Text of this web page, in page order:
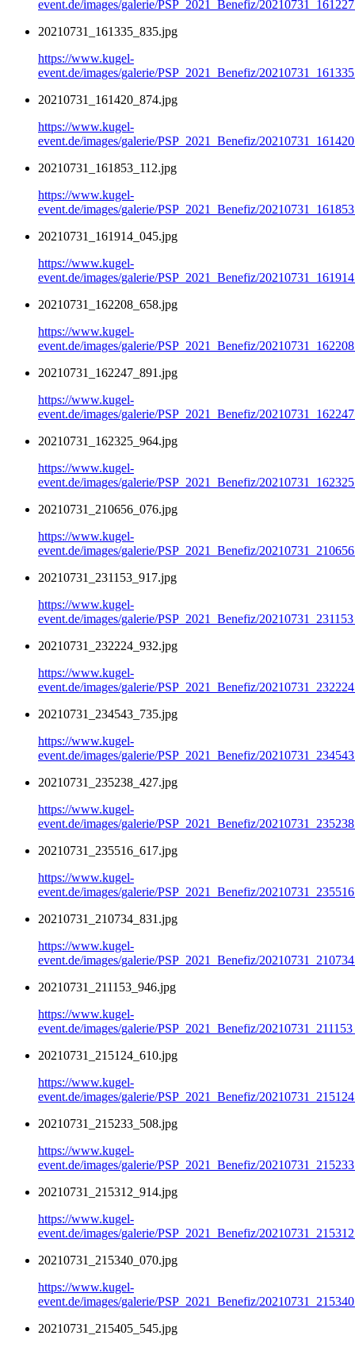
event.de/images/galerie/PSP_2021_Benefiz/
20210731_161335_835.jpg
https://www.kugel-
event.de/images/galerie/PSP_2021_Benefiz/
20210731_161420_874.jpg
https://www.kugel-
event.de/images/galerie/PSP_2021_Benefiz/
20210731_161853_112.jpg
https://www.kugel-
event.de/images/galerie/PSP_2021_Benefiz/
20210731_161914_045.jpg
https://www.kugel-
event.de/images/galerie/PSP_2021_Benefiz/
20210731_162208_658.jpg
https://www.kugel-
event.de/images/galerie/PSP_2021_Benefiz/
20210731_162247_891.jpg
https://www.kugel-
event.de/images/galerie/PSP_2021_Benefiz/
20210731_162325_964.jpg
https://www.kugel-
event.de/images/galerie/PSP_2021_Benefiz/
20210731_210656_076.jpg
https://www.kugel-
event.de/images/galerie/PSP_2021_Benefiz/
20210731_231153_917.jpg
https://www.kugel-
event.de/images/galerie/PSP_2021_Benefiz/
20210731_232224_932.jpg
https://www.kugel-
event.de/images/galerie/PSP_2021_Benefiz/
20210731_234543_735.jpg
https://www.kugel-
event.de/images/galerie/PSP_2021_Benefiz/
20210731_235238_427.jpg
https://www.kugel-
event.de/images/galerie/PSP_2021_Benefiz/
20210731_235516_617.jpg
https://www.kugel-
event.de/images/galerie/PSP_2021_Benefiz/
20210731_210734_831.jpg
https://www.kugel-
event.de/images/galerie/PSP_2021_Benefiz/
20210731_211153_946.jpg
https://www.kugel-
event.de/images/galerie/PSP_2021_Benefiz/
20210731_215124_610.jpg
https://www.kugel-
event.de/images/galerie/PSP_2021_Benefiz/
20210731_215233_508.jpg
https://www.kugel-
event.de/images/galerie/PSP_2021_Benefiz/
20210731_215312_914.jpg
https://www.kugel-
event.de/images/galerie/PSP_2021_Benefiz/
20210731_215340_070.jpg
https://www.kugel-
event.de/images/galerie/PSP_2021_Benefiz/
20210731_215405_545.jpg